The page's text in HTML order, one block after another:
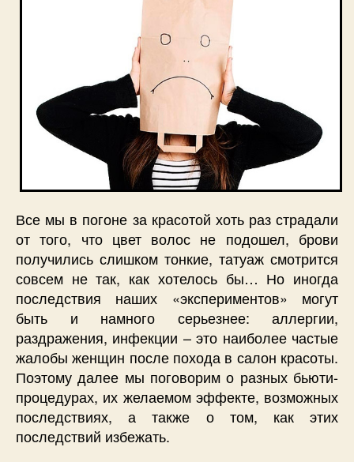
Все мы в погоне за красотой хоть раз страдали
от того, что цвет волос не подошел, брови
получились слишком тонкие, татуаж смотрится
совсем не так, как хотелось бы… Но иногда
последствия наших «экспериментов» могут
быть и намного серьезнее: аллергии,
раздражения, инфекции – это наиболее частые
жалобы женщин после похода в салон красоты.
Поэтому далее мы поговорим о разных бьюти-
процедурах, их желаемом эффекте, возможных
последствиях, а также о том, как этих
последствий избежать.